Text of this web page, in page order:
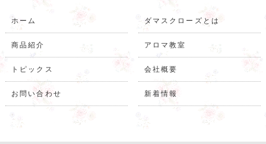
ホーム ダマスクローズとは
商品紹介 アロマ教室
トピックス 会社概要
お問い合わせ 新着情報